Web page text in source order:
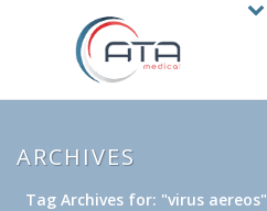
ARCHIVES
Tag Archives for: "virus aereos"